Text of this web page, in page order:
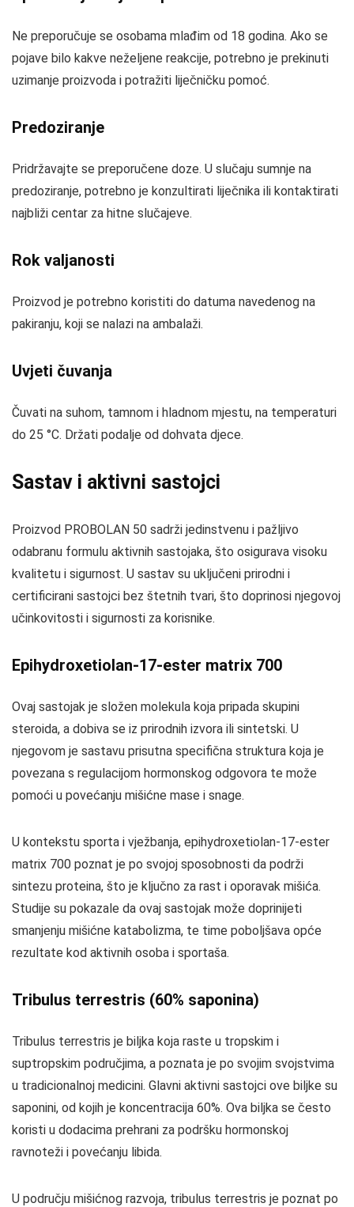
Ne preporučuje se osobama mlađim od 18 godina. Ako se
pojave bilo kakve neželjene reakcije, potrebno je prekinuti
uzimanje proizvoda i potražiti liječničku pomoć.
Predoziranje
Pridržavajte se preporučene doze. U slučaju sumnje na
predoziranje, potrebno je konzultirati liječnika ili kontaktirati
najbliži centar za hitne slučajeve.
Rok valjanosti
Proizvod je potrebno koristiti do datuma navedenog na
pakiranju, koji se nalazi na ambalaži.
Uvjeti čuvanja
Čuvati na suhom, tamnom i hladnom mjestu, na temperaturi
do 25 °C. Držati podalje od dohvata djece.
Sastav i aktivni sastojci
Proizvod PROBOLAN 50 sadrži jedinstvenu i pažljivo
odabranu formulu aktivnih sastojaka, što osigurava visoku
kvalitetu i sigurnost. U sastav su uključeni prirodni i
certificirani sastojci bez štetnih tvari, što doprinosi njegovoj
učinkovitosti i sigurnosti za korisnike.
Epihydroxetiolan-17-ester matrix 700
Ovaj sastojak je složen molekula koja pripada skupini
steroida, a dobiva se iz prirodnih izvora ili sintetski. U
njegovom je sastavu prisutna specifična struktura koja je
povezana s regulacijom hormonskog odgovora te može
pomoći u povećanju mišićne mase i snage.
U kontekstu sporta i vježbanja, epihydroxetiolan-17-ester
matrix 700 poznat je po svojoj sposobnosti da podrži
sintezu proteina, što je ključno za rast i oporavak mišića.
Studije su pokazale da ovaj sastojak može doprinijeti
smanjenju mišićne katabolizma, te time poboljšava opće
rezultate kod aktivnih osoba i sportaša.
Tribulus terrestris (60% saponina)
Tribulus terrestris je biljka koja raste u tropskim i
suptropskim područjima, a poznata je po svojim svojstvima
u tradicionalnoj medicini. Glavni aktivni sastojci ove biljke su
saponini, od kojih je koncentracija 60%. Ova biljka se često
koristi u dodacima prehrani za podršku hormonskoj
ravnoteži i povećanju libida.
U području mišićnog razvoja, tribulus terrestris je poznat po